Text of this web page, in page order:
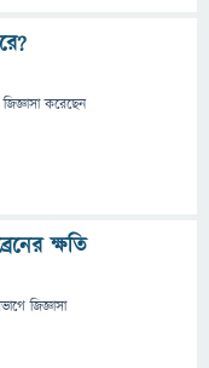
জিজ্ঞাসাকরেছেন
ক্ষতি
জিজ্ঞাসা